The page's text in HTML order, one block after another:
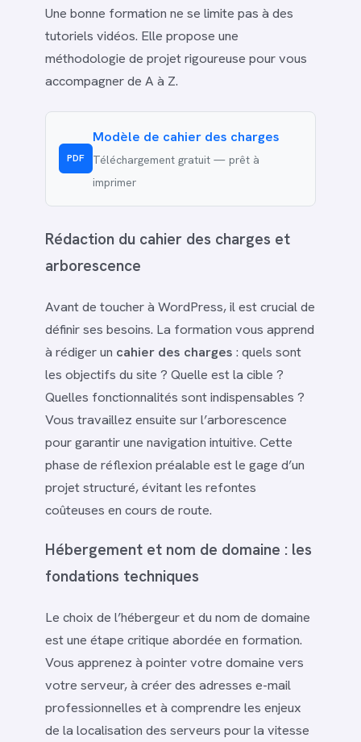
Une bonne formation ne se limite pas à des
tutoriels vidéos. Elle propose une
méthodologie de projet rigoureuse pour vous
accompagner de A à Z.
PDF
Modèle de cahier des charges
Téléchargement gratuit — prêt à
imprimer
Rédaction du cahier des charges et
arborescence
Avant de toucher à WordPress, il est crucial de
définir ses besoins. La formation vous apprend
à rédiger un cahier des charges : quels sont
les objectifs du site ? Quelle est la cible ?
Quelles fonctionnalités sont indispensables ?
Vous travaillez ensuite sur l’arborescence
pour garantir une navigation intuitive. Cette
phase de réflexion préalable est le gage d’un
projet structuré, évitant les refontes
coûteuses en cours de route.
Hébergement et nom de domaine : les
fondations techniques
Le choix de l’hébergeur et du nom de domaine
est une étape critique abordée en formation.
Vous apprenez à pointer votre domaine vers
votre serveur, à créer des adresses e-mail
professionnelles et à comprendre les enjeux
de la localisation des serveurs pour la vitesse